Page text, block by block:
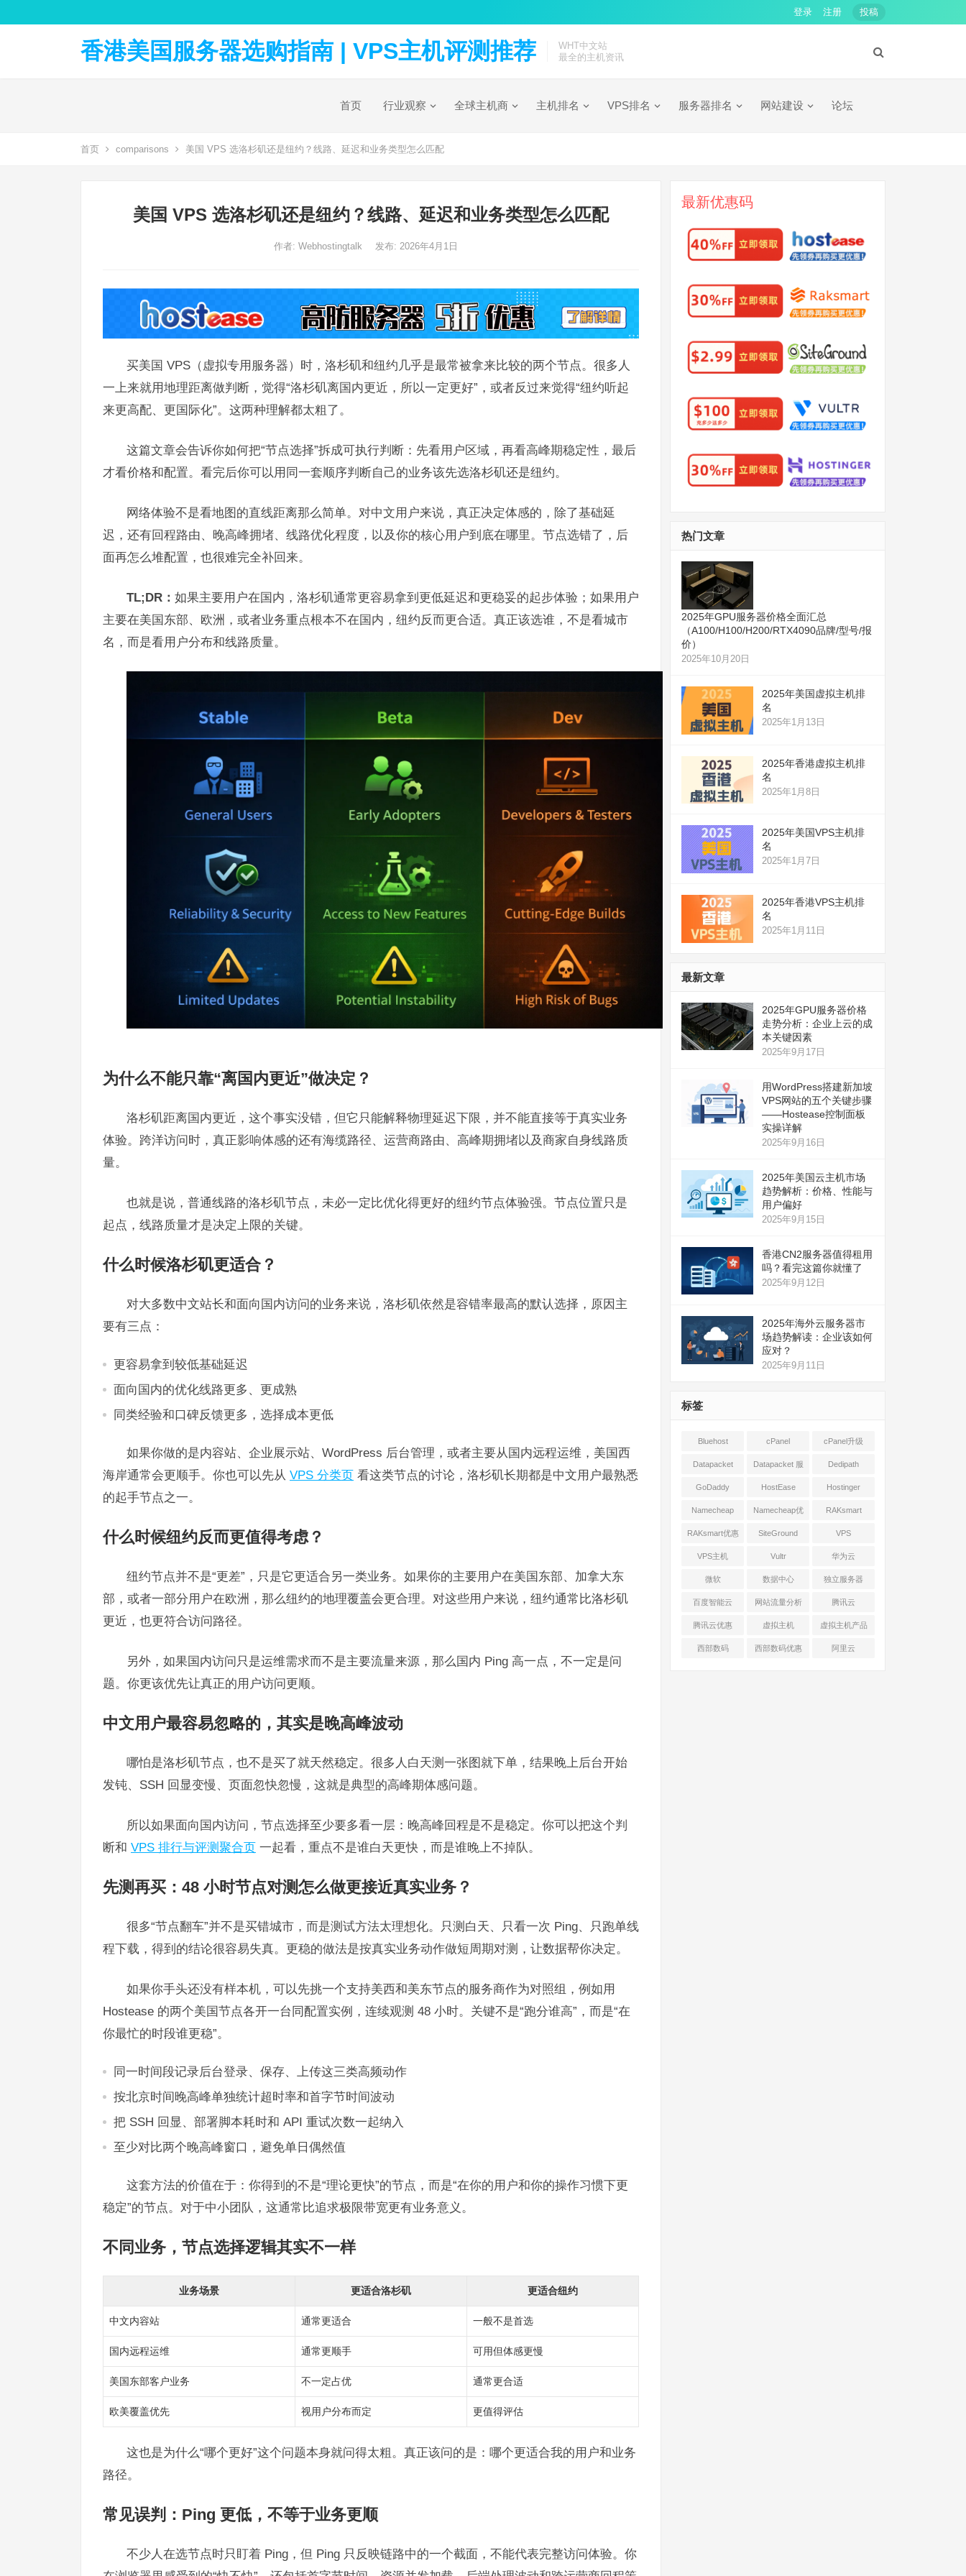
登录 注册 投稿
香港美国服务器选购指南 | VPS主机评测推荐
WHT中文站
最全的主机资讯
首页 行业观察 全球主机商 主机排名 VPS排名 服务器排名 网站建设 论坛
首页 comparisons 美国 VPS 选洛杉矶还是纽约？线路、延迟和业务类型怎么匹配
美国 VPS 选洛杉矶还是纽约？线路、延迟和业务类型怎么匹配
作者: Webhostingtalk 发布: 2026年4月1日
买美国 VPS（虚拟专用服务器）时，洛杉矶和纽约几乎是最常被拿来比较的两个节点。很多人
一上来就用地理距离做判断，觉得“洛杉矶离国内更近，所以一定更好”，或者反过来觉得“纽约听起
来更高配、更国际化”。这两种理解都太粗了。
这篇文章会告诉你如何把“节点选择”拆成可执行判断：先看用户区域，再看高峰期稳定性，最后
才看价格和配置。看完后你可以用同一套顺序判断自己的业务该先选洛杉矶还是纽约。
网络体验不是看地图的直线距离那么简单。对中文用户来说，真正决定体感的，除了基础延
迟，还有回程路由、晚高峰拥堵、线路优化程度，以及你的核心用户到底在哪里。节点选错了，后
面再怎么堆配置，也很难完全补回来。
TL;DR： 如果主要用户在国内，洛杉矶通常更容易拿到更低延迟和更稳妥的起步体验；如果用户
主要在美国东部、欧洲，或者业务重点根本不在国内，纽约反而更合适。真正该选谁，不是看城市
名，而是看用户分布和线路质量。
为什么不能只靠“离国内更近”做决定？
洛杉矶距离国内更近，这个事实没错，但它只能解释物理延迟下限，并不能直接等于真实业务
体验。跨洋访问时，真正影响体感的还有海缆路径、运营商路由、高峰期拥堵以及商家自身线路质
量。
也就是说，普通线路的洛杉矶节点，未必一定比优化得更好的纽约节点体验强。节点位置只是
起点，线路质量才是决定上限的关键。
什么时候洛杉矶更适合？
对大多数中文站长和面向国内访问的业务来说，洛杉矶依然是容错率最高的默认选择，原因主
要有三点：
更容易拿到较低基础延迟
面向国内的优化线路更多、更成熟
同类经验和口碑反馈更多，选择成本更低
如果你做的是内容站、企业展示站、WordPress 后台管理，或者主要从国内远程运维，美国西
海岸通常会更顺手。你也可以先从 VPS 分类页 看这类节点的讨论，洛杉矶长期都是中文用户最熟悉
的起手节点之一。
什么时候纽约反而更值得考虑？
纽约节点并不是“更差”，只是它更适合另一类业务。如果你的主要用户在美国东部、加拿大东
部，或者一部分用户在欧洲，那么纽约的地理覆盖会更合理。对这些用户来说，纽约通常比洛杉矶
更近，也更符合访问路径。
另外，如果国内访问只是运维需求而不是主要流量来源，那么国内 Ping 高一点，不一定是问
题。你更该优先让真正的用户访问更顺。
中文用户最容易忽略的，其实是晚高峰波动
哪怕是洛杉矶节点，也不是买了就天然稳定。很多人白天测一张图就下单，结果晚上后台开始
发钝、SSH 回显变慢、页面忽快忽慢，这就是典型的高峰期体感问题。
所以如果面向国内访问，节点选择至少要多看一层：晚高峰回程是不是稳定。你可以把这个判
断和 VPS 排行与评测聚合页 一起看，重点不是谁白天更快，而是谁晚上不掉队。
先测再买：48 小时节点对测怎么做更接近真实业务？
很多“节点翻车”并不是买错城市，而是测试方法太理想化。只测白天、只看一次 Ping、只跑单线
程下载，得到的结论很容易失真。更稳的做法是按真实业务动作做短周期对测，让数据帮你决定。
如果你手头还没有样本机，可以先挑一个支持美西和美东节点的服务商作为对照组，例如用
Hostease 的两个美国节点各开一台同配置实例，连续观测 48 小时。关键不是“跑分谁高”，而是“在
你最忙的时段谁更稳”。
同一时间段记录后台登录、保存、上传这三类高频动作
按北京时间晚高峰单独统计超时率和首字节时间波动
把 SSH 回显、部署脚本耗时和 API 重试次数一起纳入
至少对比两个晚高峰窗口，避免单日偶然值
这套方法的价值在于：你得到的不是“理论更快”的节点，而是“在你的用户和你的操作习惯下更
稳定”的节点。对于中小团队，这通常比追求极限带宽更有业务意义。
不同业务，节点选择逻辑其实不一样
业务场景 更适合洛杉矶 更适合纽约
中文内容站 通常更适合 一般不是首选
国内远程运维 通常更顺手 可用但体感更慢
美国东部客户业务 不一定占优 通常更合适
欧美覆盖优先 视用户分布而定 更值得评估
这也是为什么“哪个更好”这个问题本身就问得太粗。真正该问的是：哪个更适合我的用户和业务
路径。
常见误判：Ping 更低，不等于业务更顺
不少人在选节点时只盯着 Ping，但 Ping 只反映链路中的一个截面，不能代表完整访问体验。你
最新优惠码
热门文章
2025年GPU服务器价格全面汇总
（A100/H100/H200/RTX4090品牌/型号/报
价）
2025年10月20日
2025年美国虚拟主机排
名
2025年1月13日
2025年香港虚拟主机排
名
2025年1月8日
2025年美国VPS主机排
名
2025年1月7日
2025年香港VPS主机排
名
2025年1月11日
最新文章
2025年GPU服务器价格
走势分析：企业上云的成
本关键因素
2025年9月17日
用WordPress搭建新加坡
VPS网站的五个关键步骤
——Hostease控制面板
实操详解
2025年9月16日
2025年美国云主机市场
趋势解析：价格、性能与
用户偏好
2025年9月15日
香港CN2服务器值得租用
吗？看完这篇你就懂了
2025年9月12日
2025年海外云服务器市
场趋势解读：企业该如何
应对？
2025年9月11日
标签
Bluehost cPanel cPanel升级
Datapacket Datapacket 服
务器
Dedipath
GoDaddy HostEase Hostinger
Namecheap Namecheap优
惠
RAKsmart
RAKsmart优惠 SiteGround VPS
VPS主机 Vultr 华为云
微软 数据中心 独立服务器
百度智能云 网站流量分析 腾讯云
腾讯云优惠 虚拟主机 虚拟主机产品
对比
西部数码 西部数码优惠 阿里云